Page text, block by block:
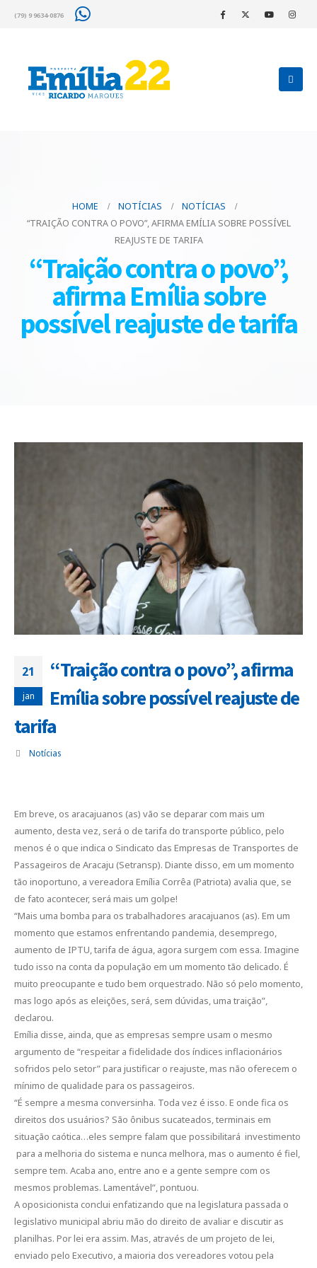
(79) 9 9634-0876
HOME NOTÍCIAS
NOTÍCIAS
“TRAIÇÃO CONTRA O POVO”, AFIRMA EMÍLIA SOBRE POSSÍVEL
REAJUSTE DE TARIFA
“Traição contra o povo”,
afirma Emília sobre
possível reajuste de tarifa
21
jan
“Traição contra o povo”, afirma
Emília sobre possível reajuste de
tarifa
Notícias
Em breve, os aracajuanos (as) vão se deparar com mais um
aumento, desta vez, será o de tarifa do transporte público, pelo
menos é o que indica o Sindicato das Empresas de Transportes de
Passageiros de Aracaju (Setransp). Diante disso, em um momento
tão inoportuno, a vereadora Emília Corrêa (Patriota) avalia que, se
de fato acontecer, será mais um golpe!
“Mais uma bomba para os trabalhadores aracajuanos (as). Em um
momento que estamos enfrentando pandemia, desemprego,
aumento de IPTU, tarifa de água, agora surgem com essa. Imagine
tudo isso na conta da população em um momento tão delicado. É
muito preocupante e tudo bem orquestrado. Não só pelo momento,
mas logo após as eleições, será, sem dúvidas, uma traição”,
declarou.
Emília disse, ainda, que as empresas sempre usam o mesmo
argumento de “respeitar a fidelidade dos índices inflacionários
sofridos pelo setor” para justificar o reajuste, mas não oferecem o
mínimo de qualidade para os passageiros.
“É sempre a mesma conversinha. Toda vez é isso. E onde fica os
direitos dos usuários? São ônibus sucateados, terminais em
situação caótica…eles sempre falam que possibilitará investimento
para a melhoria do sistema e nunca melhora, mas o aumento é fiel,
sempre tem. Acaba ano, entre ano e a gente sempre com os
mesmos problemas. Lamentável”, pontuou.
A oposicionista conclui enfatizando que na legislatura passada o
legislativo municipal abriu mão do direito de avaliar e discutir as
planilhas. Por lei era assim. Mas, através de um projeto de lei,
enviado pelo Executivo, a maioria dos vereadores votou pela